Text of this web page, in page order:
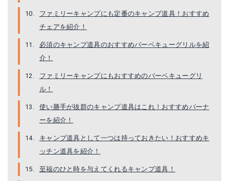
ファミリーキャンプにも定番のキャンプ道具！おすすめ
チェアを紹介！
必須のキャンプ道具のおすすめバーベキューグリルを紹
介！
ファミリーキャンプにもおすすめのバーベキューグリ
ル！
使い勝手が抜群のキャンプ道具はこれ！おすすめバーナ
ーを紹介！
キャンプ道具として一つは持っておきたい！おすすめキ
ッチン道具を紹介！
至福のひと時を与えてくれるキャンプ道具！
Ｚライト ソル
Amazonで詳細を見る
楽天で詳細を見る
Amazonで詳細を見る
楽天で詳細を見る